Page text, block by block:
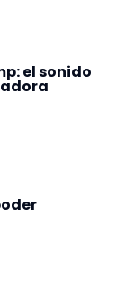
el sonido